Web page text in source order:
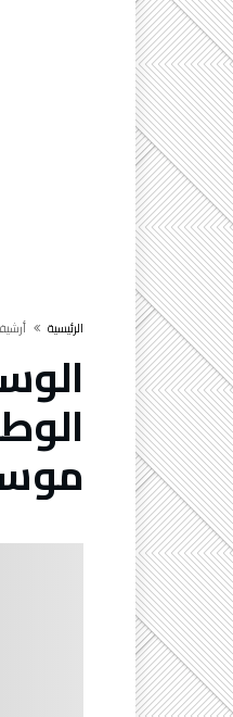
‫الرئيسية‬ ‫أرشيف الوسم :‬ إجراء قرعة الحج
موسم